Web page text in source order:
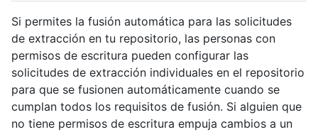
Si permites la fusión automática para las solicitudes
de extracción en tu repositorio, las personas con
permisos de escritura pueden configurar las
solicitudes de extracción individuales en el repositorio
para que se fusionen automáticamente cuando se
cumplan todos los requisitos de fusión. Si alguien que
no tiene permisos de escritura empuja cambios a un